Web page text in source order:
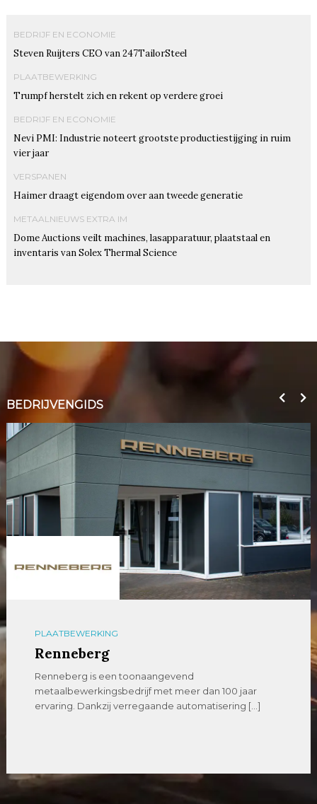
BEDRIJF EN ECONOMIE
Steven Ruijters CEO van 247TailorSteel
PLAATBEWERKING
Trumpf herstelt zich en rekent op verdere groei
BEDRIJF EN ECONOMIE
Nevi PMI: Industrie noteert grootste productiestijging in ruim
vier jaar
VERSPANEN
Haimer draagt eigendom over aan tweede generatie
METAALNIEUWS EXTRA IM
Dome Auctions veilt machines, lasapparatuur, plaatstaal en
inventaris van Solex Thermal Science
BEDRIJVENGIDS
PLAATBEWERKING
Renneberg
Renneberg is een toonaangevend
metaalbewerkingsbedrijf met meer dan 100 jaar
ervaring. Dankzij verregaande automatisering […]